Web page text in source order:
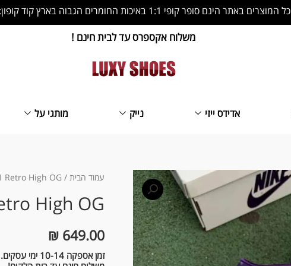
כל המוצרים באתר הינם סופר קופי 1:1 באיכות החומרים הגבוה בארץ קוד קופון: LS10
משלוח אקספרס עד לבית חינם !
אדידס ייזי נייק מותגי על
עמוד הבית /
Retro High OG
High OG
₪ 649.00
זמן אספקה 10-14 ימי עסקים.
כמות
Nike
Jordan
1